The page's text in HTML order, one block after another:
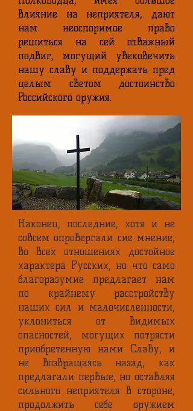
влияние на неприятеля, дают
нам неоспоримое право
решиться на сей отважный
подвиг, могущий увековечить
нашу славу и поддержать пред
целым светом достоинство
Российского оружия.
Наконец, последние, хотя и не
совсем опровергали сие мнение,
во всех отношениях достойное
характера Русских, но что само
благоразумие предлагает нам
по крайнему расстройству
наших сил и малочисленности,
уклониться от видимых
опасностей, могущих потрясти
приобретенную нами Славу, и
не возвращаясь назад, как
предлагали первые, но оставляя
сильного неприятеля в стороне,
продолжить себе оружием